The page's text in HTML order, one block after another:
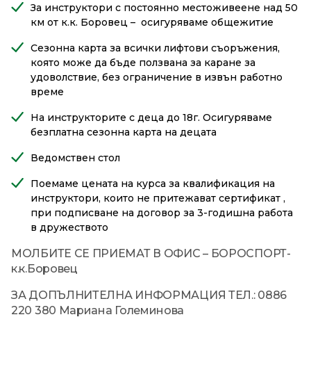
За инструктори с постоянно местоживеене над 50
км от к.к. Боровец – осигуряваме общежитие
Сезонна карта за всички лифтови съоръжения,
която може да бъде ползвана за каране за
удоволствие, без ограничение в извън работно
време
На инструкторите с деца до 18г. Осигуряваме
безплатна сезонна карта на децата
Ведомствен стол
Поемаме цената на курса за квалификация на
инструктори, които не притежават сертификат ,
при подписване на договор за 3-годишна работа
в дружеството
МОЛБИТЕ СЕ ПРИЕМАТ В ОФИС – БОРОСПОРТ-
к.к.Боровец
ЗА ДОПЪЛНИТЕЛНА ИНФОРМАЦИЯ ТЕЛ.: 0886
220 380 Мариана Големинова